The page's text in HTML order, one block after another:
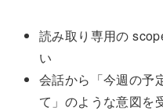
読み取り専用の
い
会話から「今週の予
て」のような意図を